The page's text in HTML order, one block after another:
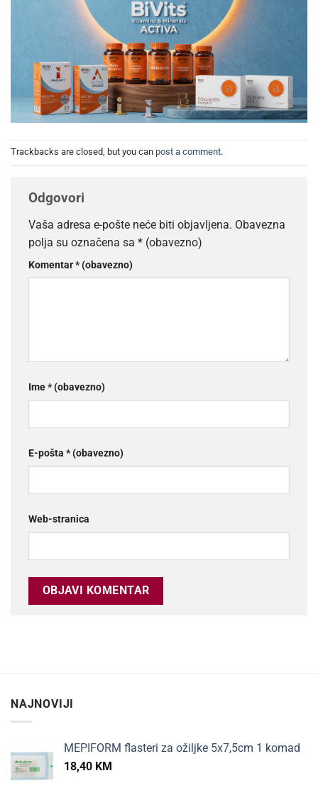
Trackbacks are closed, but you can post a comment.
Odgovori
Vaša adresa e-pošte neće biti objavljena. Obavezna
polja su označena sa * (obavezno)
Komentar* (obavezno)
Ime* (obavezno)
E-pošta * (obavezno)
Web-stranica
NAJNOVIJI
MEPIFORM flasteri za ožiljke 5x7,5cm 1 komad
18,40 KM